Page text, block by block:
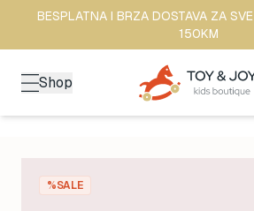
BESPLATNA I BRZA DOSTAVA ZA
150KM
Shop
%SALE